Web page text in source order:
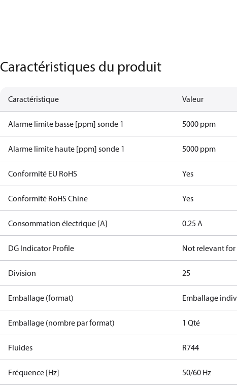
Caractéristiques du produit
Caractéristique Valeur
Alarme limite basse [ppm] sonde 1 5000 ppm
Alarme limite haute [ppm] sonde 1 5000 ppm
Conformité EU RoHS Yes
Conformité RoHS Chine Yes
Consommation électrique [A] 0.25 A
DG Indicator Profile Not relevant
Division 25
Emballage (format) Emballage
Emballage (nombre par format) 1 Qté
Fluides R744
Fréquence [Hz] 50/60 Hz